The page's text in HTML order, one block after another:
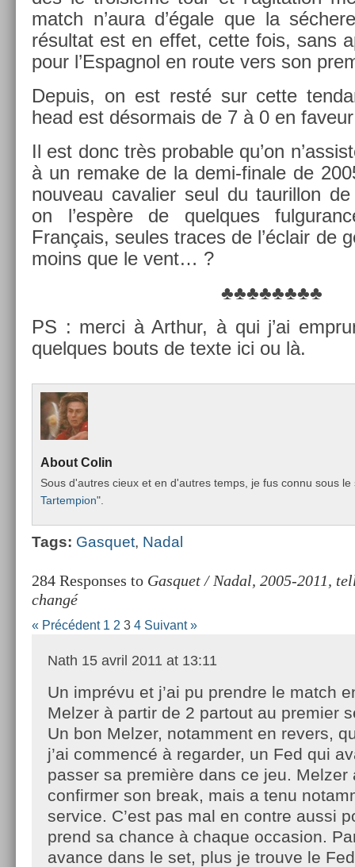
match n’aura d’égale que la
résul­tat est en effet, cette fois, sans
pour l’Es­pagnol en route vers son
De­puis, on est resté sur cette
head est désor­mais de 7 à 0 en
Il est donc très pro­b­able qu’on
à un re­make de la demi-finale de
nouveau cavali­er seul du tauril­lon
on l’espère de quel­ques
Français, seules traces de l’éclair de
moins que le vent… ?
♣♣♣♣♣♣♣♣
PS : merci à Arthur, à qui j’ai
quel­ques bouts de texte ici ou là.
About Colin
Sous d'aut­res cieux et en d'aut­res temps, je fus connu sous le
Tar­temp­ion".
Tags: Gas­quet, Nadal
284 Responses to Gasquet / Nadal, 2005-2011,
changé
« Précédent 1 2 3 4 Suivant »
Nath 15 avril 2011 at 13:11
Un imprévu et j’ai pu prendre le match
Melzer à partir de 2 partout au premier
Un bon Melzer, notamment en revers,
j’ai commencé à regarder, un Fed qui
passer sa première dans ce jeu. Melzer
confirmer son break, mais a tenu
service. C’est pas mal en contre aussi
prend sa chance à chaque occasion.
avance dans le set, plus je trouve le